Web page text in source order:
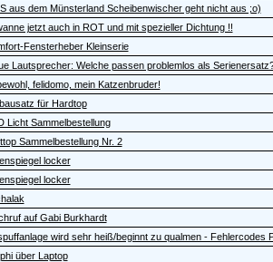
aus dem Münsterland Scheibenwischer geht nicht aus ;o)
jetzt auch in ROT und mit spezieller Dichtung !!
Fensterheber Kleinserie
Lautsprecher: Welche passen problemlos als
felidomo, mein Katzenbruder!
für Hardtop
Licht Sammelbestellung
Sammelbestellung Nr. 2
locker
locker
auf Gabi Burkhardt
wird sehr heiß/beginnt zu qualmen - Fehlercodes
über Laptop